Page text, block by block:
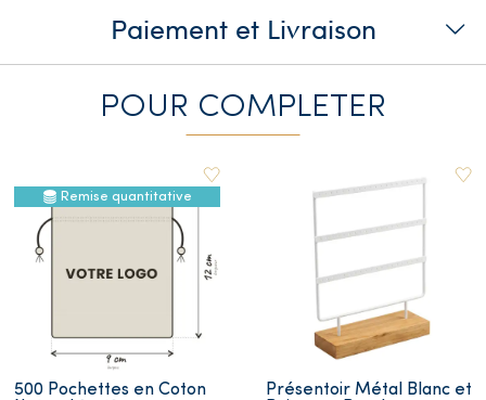
Paiement et Livraison
POUR COMPLETER
Remise quantitative
500 Pochettes en Coton
Présentoir Métal Blanc et